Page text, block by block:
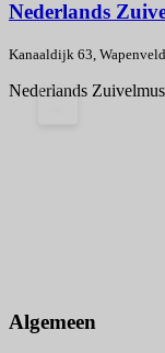
Nederlands
Kanaaldijk 63, Wapenveld
Nederlands
Algemeen